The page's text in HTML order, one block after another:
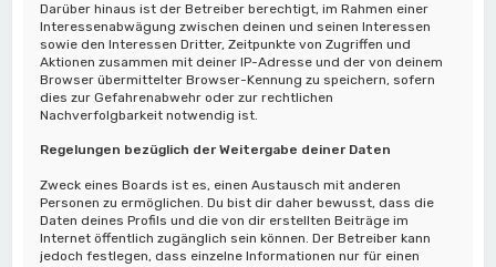
Darüber hinaus ist der Betreiber berechtigt, im Rahmen einer
Interessenabwägung zwischen deinen und seinen Interessen
sowie den Interessen Dritter, Zeitpunkte von Zugriffen und
Aktionen zusammen mit deiner IP-Adresse und der von deinem
Browser übermittelter Browser-Kennung zu speichern, sofern
dies zur Gefahrenabwehr oder zur rechtlichen
Nachverfolgbarkeit notwendig ist.
Regelungen bezüglich der Weitergabe deiner Daten
Zweck eines Boards ist es, einen Austausch mit anderen
Personen zu ermöglichen. Du bist dir daher bewusst, dass die
Daten deines Profils und die von dir erstellten Beiträge im
Internet öffentlich zugänglich sein können. Der Betreiber kann
jedoch festlegen, dass einzelne Informationen nur für einen